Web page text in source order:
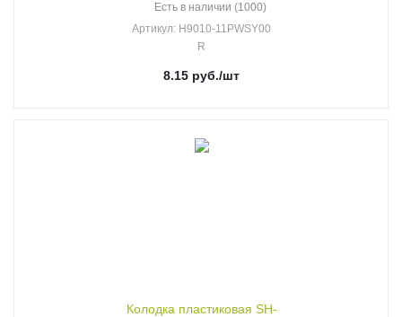
Есть в наличии (1000)
Артикул: H9010-11PWSY00
R
8.15 руб./шт
Колодка пластиковая SH-